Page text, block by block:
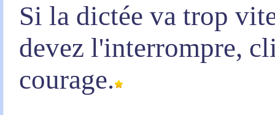
Si la dictée va trop
devez l'interrompre,
courage.